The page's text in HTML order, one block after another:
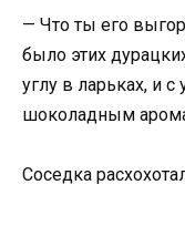
— Что ты его
было этих
углу в ларьках, и
шоколадным
Соседка